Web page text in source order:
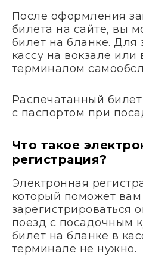
После оформления
билета на сайте, вы
билет на бланке. Для
кассу на вокзале или
терминалом
Распечатанный
с паспортом при
Что такое
регистрация?
Электронная
который поможет вам
зарегистрироваться
поезд с посадочным
билет на бланке в
терминале не нужно.